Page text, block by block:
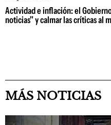
Actividad e inflación: el
noticias" y calmar las críticas al
MÁS NOTICIAS